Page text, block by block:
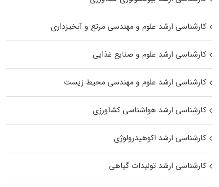
کارشناسی ارشد علوم و مهندسی مرتع و آبخیزداری
کارشناسی ارشد علوم و صنایع غذایی
کارشناسی ارشد علوم و مهندسی محیط زیست
کارشناسی ارشد هواشناسی کشاورزی
کارشناسی ارشد اکوهیدرولوژی
کارشناسی ارشد تولیدات گیاهی